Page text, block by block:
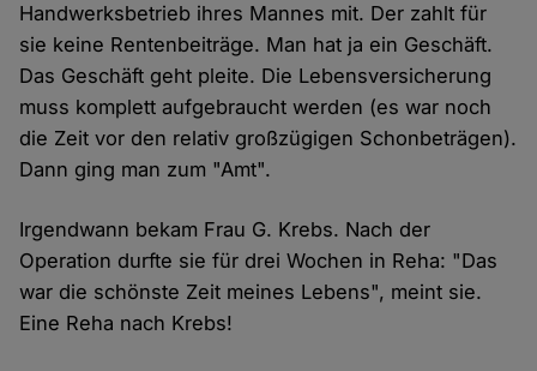
Handwerksbetrieb ihres Mannes mit. Der zahlt für
sie keine Rentenbeiträge. Man hat ja ein Geschäft.
Das Geschäft geht pleite. Die Lebensversicherung
muss komplett aufgebraucht werden (es war noch
die Zeit vor den relativ großzügigen Schonbeträgen).
Dann ging man zum "Amt".
Irgendwann bekam Frau G. Krebs. Nach der
Operation durfte sie für drei Wochen in Reha: "Das
war die schönste Zeit meines Lebens", meint sie.
Eine Reha nach Krebs!